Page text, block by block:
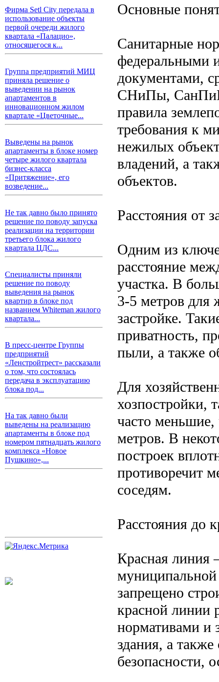
Фирма Setl City передала в
использование объекты
первой очереди жилого
квартала «Палацио»,
относящегося к...
Группа предприятий МИЦ
приняла решение о
выведении на рынок
апартаментов в
инновационном жилом
квартале «Цветочные...
Выведены на рынок
апартаменты в блоке номер
четыре жилого квартала
бизнес-класса
«Притяжение», его
возведение...
Не так давно было принято
решение по поводу запуска
реализации на территории
третьего блока жилого
квартала ЦДС...
Специалисты приняли
решение по поводу
выведения на рынок
квартир в блоке под
названием Whiteman жилого
квартала...
В пресс-центре Группы
предприятий
«Ленстройтрест» рассказали
о том, что состоялась
передача в эксплуатацию
блока под...
На так давно были
выведены на реализацию
апартаменты в блоке под
номером пятнадцать жилого
комплекса «Новое
Пушкино»,...
Основные
Санитарные
федеральными
документами,
СНиПы,
правила
требования к
нежилых
владений, а
объектов.
Расстояния от
Одним из
расстояние
участка. В
3-5 метров для
застройке.
приватность,
пыли, а также
Для
хозпостройки,
часто
метров. В
построек
противоречит
соседям.
Расстояния до
Красная линия
муниципальной
запрещено
красной линии
нормативами и
здания, а
безопасности,